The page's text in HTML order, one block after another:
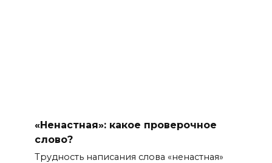
«Ненастная»: какое проверочное
слово?
Трудность написания слова «ненастная»